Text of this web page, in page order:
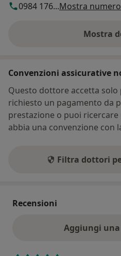
0984 176...Mostra
Mostra
Convenzioni assicurative
Questo dottore accetta
richiesto un pagamento da
prestazione o puoi
abbia una convenzione con
Filtra dottori
Recensioni
Aggiungi